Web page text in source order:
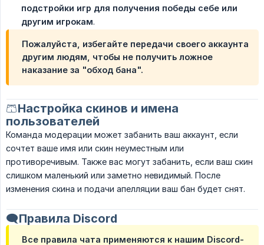
подстройки игр для получения победы себе или
другим игрокам.
Пожалуйста, избегайте передачи своего аккаунта
другим людям, чтобы не получить ложное
наказание за "обход бана".
🩳Настройка скинов и имена
пользователей
Команда модерации может забанить ваш аккаунт, если
сочтет ваше имя или скин неуместным или
противоречивым. Также вас могут забанить, если ваш скин
слишком маленький или заметно невидимый. После
изменения скина и подачи апелляции ваш бан будет снят.
🗨️Правила Discord
Все правила чата применяются к нашим Discord-